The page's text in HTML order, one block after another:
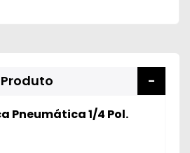
Pneumática 1/4 Pol.